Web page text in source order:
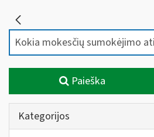
Paieška
Kategorijos